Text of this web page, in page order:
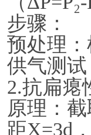
‌步骤‌：
预处理
供气测
2.抗扁瘪
原理‌：
距X=3d